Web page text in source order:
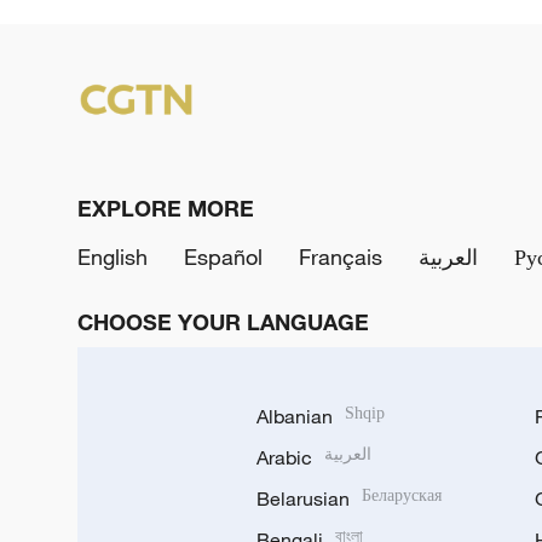
EXPLORE MORE
English
Español Français العربية
CHOOSE YOUR LANGUAGE
Albanian Shqip
Arabic العربية
Belarusian Беларуская
বাংলা